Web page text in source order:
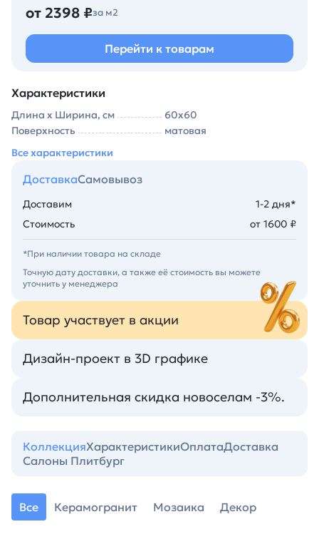
от 2398 ₽за м2
Перейти к товарам
Характеристики
Длина х Ширина, см
60х60
Поверхность
матовая
Все характеристики
ДоставкаСамовывоз
Доставим
1-2 дня*
Стоимость
от 1600 ₽
*При наличии товара на складе
Точную дату доставки, а также её стоимость вы можете
уточнить у менеджера
Товар участвует в акции
Дизайн-проект в 3D графике
Дополнительная скидка новоселам -3%.
КоллекцияХарактеристикиОплатаДоставка
Салоны Плитбург
Все Керамогранит Мозаика Декор